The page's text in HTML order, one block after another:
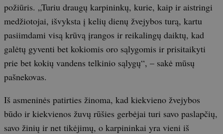
požiūris. „Turiu draugų karpininkų, kurie, kaip ir aistringi
medžiotojai, išvyksta į kelių dienų žvejybos turą, kartu
pasiimdami visą krūvą įrangos ir reikalingų daiktų, kad
galėtų gyventi bet kokiomis oro sąlygomis ir prisitaikyti
prie bet kokių vandens telkinio sąlygų“, – sakė mūsų
pašnekovas.
Iš asmeninės patirties žinoma, kad kiekvieno žvejybos
būdo ir kiekvienos žuvų rūšies gerbėjai turi savo paslapčių,
savo žinių ir net tikėjimų, o karpininkai yra vieni iš